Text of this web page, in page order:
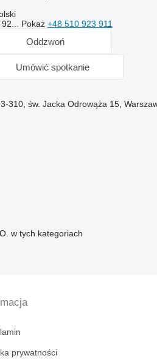
Pokaż +48 510 923 911
Oddzwoń
Umówić spotkanie
310, św. Jacka Odrowąża 15,
w tych kategoriach
prywatności